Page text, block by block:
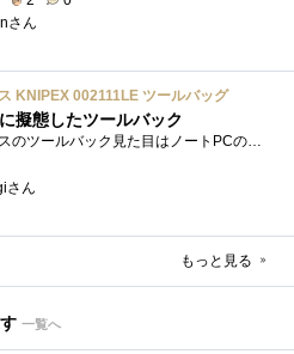
さん
KNIPEX 002111LE ツールバッグ
擬態したツールバック
クニペックスのツールバック見た目はノートPCのバックみたい。中には工具を入れるポケットや工具を固定するゴムバンドが付いています。
さん
もっと見る
一覧へ